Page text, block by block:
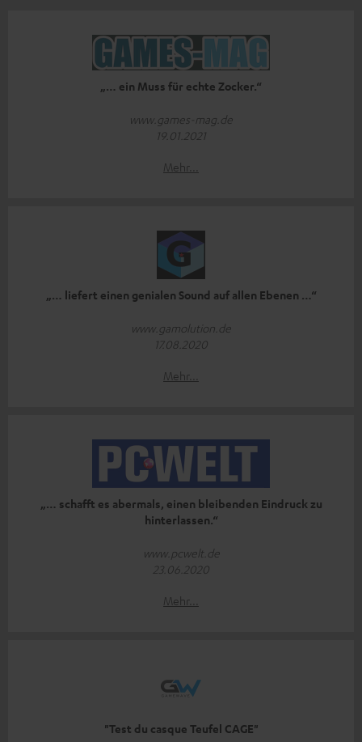
„… ein Muss für echte Zocker.“
www.games-mag.de
19.01.2021
Mehr...
„… liefert einen genialen Sound auf allen Ebenen …“
www.gamolution.de
17.08.2020
Mehr...
„… schafft es abermals, einen bleibenden Eindruck zu
hinterlassen.“
www.pcwelt.de
23.06.2020
Mehr...
"Test du casque Teufel CAGE"